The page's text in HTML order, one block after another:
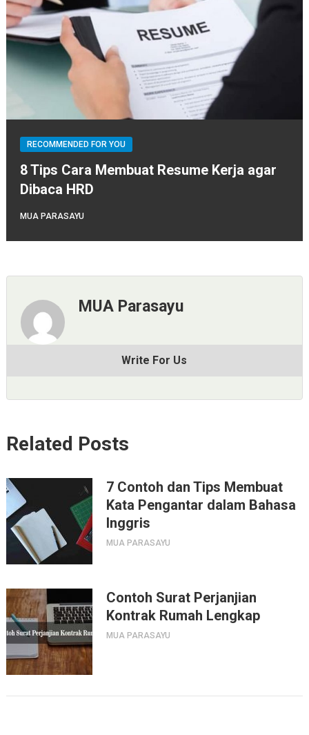
RECOMMENDED FOR YOU
8 Tips Cara Membuat Resume Kerja agar
Dibaca HRD
MUA PARASAYU
MUA Parasayu
Write For Us
Related Posts
7 Contoh dan Tips Membuat
Kata Pengantar dalam Bahasa
Inggris
MUA PARASAYU
Contoh Surat Perjanjian
Kontrak Rumah Lengkap
MUA PARASAYU